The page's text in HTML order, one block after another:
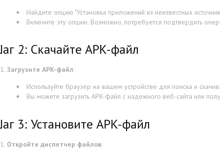
Найдите опцию "Установка приложений из неизвестных
Включите эту опцию. Возможно, потребуется подтвердить
2: Скачайте APK-файл
Загрузите APK-файл:
Используйте браузер на вашем устройстве для поиска и
Вы можете загрузить APK-файл с надежного веб-сайта или
3: Установите APK-файл
Откройте диспетчер файлов: